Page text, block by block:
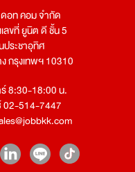
อท คอม จำกัด
ลขที่ ยูนิต ดี ชั้น 5
ระชาอุทิศ
กรุงเทพฯ 10310
8:30-18:00 น.
02-514-7447